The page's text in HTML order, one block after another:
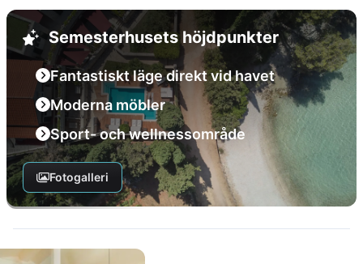
Semesterhusets höjdpunkter
Fantastiskt läge direkt vid havet
Moderna möbler
Sport- och wellnessområde
Fotogalleri